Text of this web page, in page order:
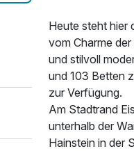
Heute steht hier
vom Charme
und stilvoll
und 103 Betten
zur Verfügung.
Am Stadtrand
unterhalb der
Hainstein in der